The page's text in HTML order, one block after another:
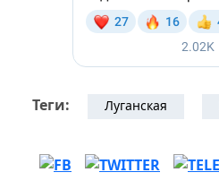
Теги: Луганская